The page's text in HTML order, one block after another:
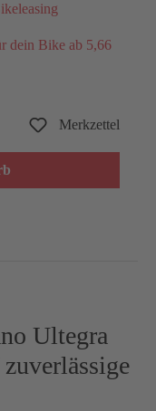
dein Bike ab 5,66
Merkzettel
Ultegra